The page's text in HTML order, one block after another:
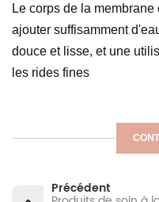
Le corps de la
ajouter suffisamment
douce et lisse, et une
les rides fines
Précédent